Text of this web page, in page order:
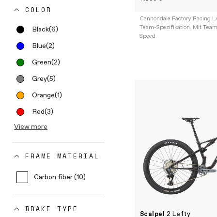
COLOR
Black(6)
Blue(2)
Green(2)
Grey(5)
Orange(1)
Red(3)
View more
FRAME MATERIAL
Carbon fiber (10)
BRAKE TYPE
Cannondale Factory Racing
Team-Spezifikation. Mit
Speed.
Scalpel 2 Lefty